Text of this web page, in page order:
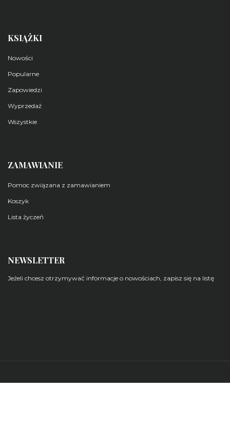
KSIĄŻKI
Nowości
Popularne
Zapowiedzi
Wyprzedaż
Wszystkie
ZAMAWIANIE
Pomoc związana z zamawianiem
Koszyk
Lista życzeń
NEWSLETTER
Jeżeli chcesz otrzymywać informacje o nowościach, zapisz się na listę